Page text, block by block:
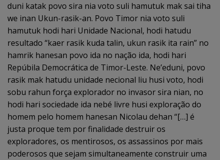
duni katak povo sira nia voto suli hamutuk mak sai tiha
we inan Ukun-rasik-an. Povo Timor nia voto suli
hamutuk hodi hari Unidade Nacional, hodi hatudu
resultado “kaer rasik kuda talin, ukun rasik ita rain” no
hamrik hanesan povo ida no nação ida, hodi hari
Repúbila Democrática de Timor-Leste. Ne’eduni, povo
rasik mak hatudu unidade necional liu husi voto, hodi
sobu rahun força explorador no invasor sira nian, no
hodi hari sociedade ida nebé livre husi exploração do
homem pelo homem hanesan Nicolau dehan “[…] é
justa proque tem por finalidade destruir os
exploradores, os mentirosos, os assassinos por mais
poderosos que sejam simultaneamente construir uma